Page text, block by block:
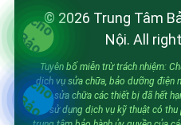
© 2026 Trung Tâm
Nội. All
Tuyên bố miễn trừ trách nhiệm:
dịch vụ sửa chữa, bảo dưỡng điện
nhận sửa chữa các thiết bị đã hết
cầu sử dụng dịch vụ kỹ thuật có